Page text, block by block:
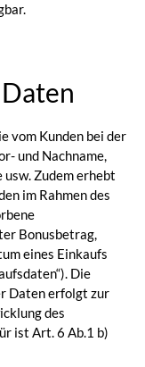
vom Kunden bei der
und Nachname,
Zudem erhebt
im Rahmen des
Bonusbetrag,
eines Einkaufs
Die
Daten erfolgt zur
des
ist Art. 6 Ab.1 b)